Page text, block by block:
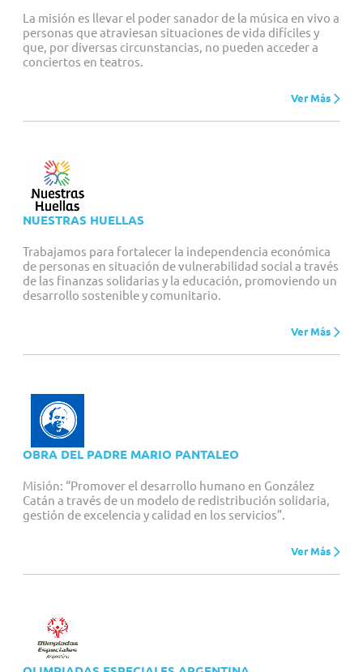
La misión es llevar el poder sanador de la música en vivo a
personas que atraviesan situaciones de vida difíciles y
que, por diversas circunstancias, no pueden acceder a
conciertos en teatros.
Ver Más
NUESTRAS HUELLAS
Trabajamos para fortalecer la independencia económica
de personas en situación de vulnerabilidad social a través
de las finanzas solidarias y la educación, promoviendo un
desarrollo sostenible y comunitario.
Ver Más
OBRA DEL PADRE MARIO PANTALEO
Misión: “Promover el desarrollo humano en González
Catán a través de un modelo de redistribución solidaria,
gestión de excelencia y calidad en los servicios”.
Ver Más